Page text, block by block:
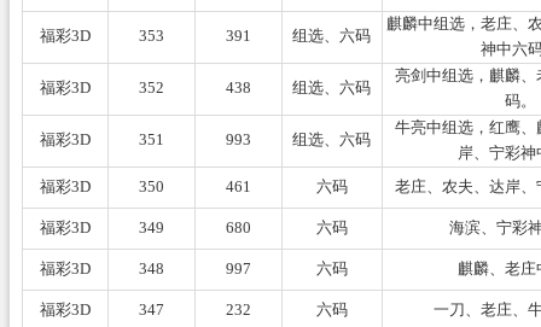
福彩3D 353 391 组选、六码
麒麟中组选，老庄、
神中六
福彩3D 352 438 组选、六码
亮剑中组选，麒麟、
码。
福彩3D 351 993 组选、六码
牛亮中组选，红鹰、
岸、宁彩神
福彩3D
350 461 六码 老庄、农夫、达岸、
福彩3D 349 680 六码 海滨、宁彩
福彩3D 348 997 六码 麒麟、老庄
福彩3D 347 232 六码 一刀、老庄、